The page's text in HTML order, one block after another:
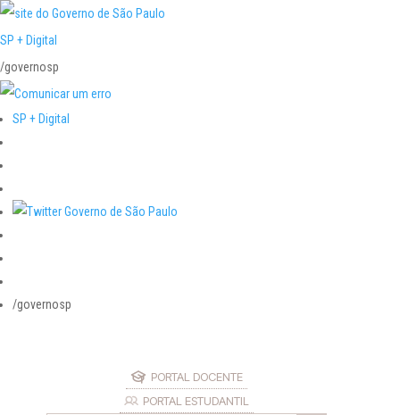
SP + Digital
/governosp
SP + Digital
/governosp
PORTAL DOCENTE
PORTAL ESTUDANTIL